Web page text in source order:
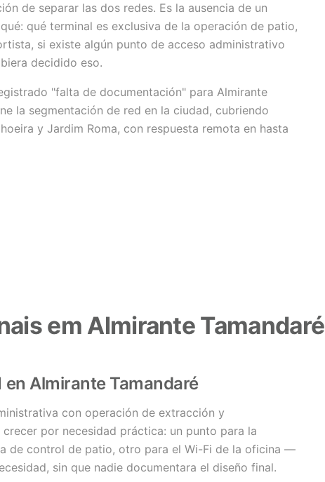
de separar las dos redes. Es la ausencia de un
qué terminal es exclusiva de la operación de patio,
si existe algún punto de acceso administrativo
decidido eso.
"falta de documentación" para Almirante
la segmentación de red en la ciudad, cubriendo
y Jardim Roma, con respuesta remota en hasta
em Almirante Tamandaré
en Almirante Tamandaré
con operación de extracción y
por necesidad práctica: un punto para la
de control de patio, otro para el Wi-Fi de la oficina —
sin que nadie documentara el diseño final.